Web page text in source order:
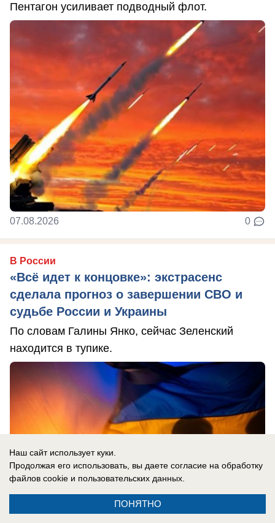
Пентагон усиливает подводный флот.
07.08.2026 0
В России
«Всё идет к концовке»: экстрасенс
сделала прогноз о завершении СВО и
судьбе России и Украины
По словам Галины Янко, сейчас Зеленский
находится в тупике.
Наш сайт использует куки.
Продолжая его использовать, вы даете согласие на обработку
файлов cookie и пользовательских данных.
ПОНЯТНО